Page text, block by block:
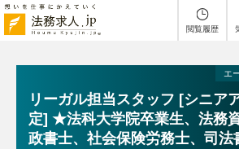
閲覧履歴
エ
リーガル担当スタッフ [シニア
定] ★法科大学院卒業生、法務
政書士、社会保険労務士、司法